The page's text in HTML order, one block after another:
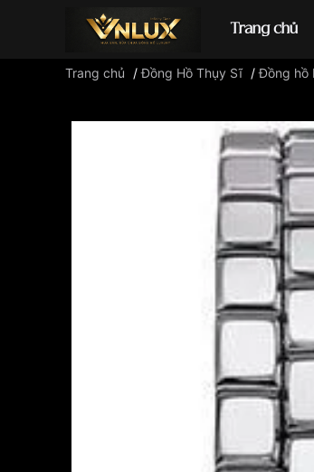
Trang chủ
Trang chủ /Đồng Hồ Thụy Sĩ /Đồng hồ